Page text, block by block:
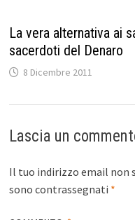
La vera alternativa ai
sacerdoti del Denaro
8 Dicembre 2011
Lascia un
Il tuo indirizzo email non
sono contrassegnati *